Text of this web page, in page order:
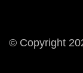
© Copyright